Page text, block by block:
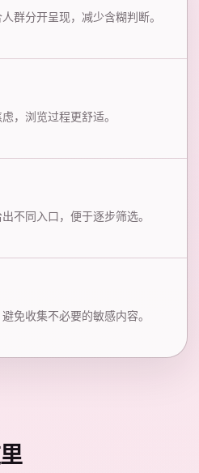
群分开呈现，减少含糊判断。
，浏览过程更舒适。
不同入口，便于逐步筛选。
免收集不必要的敏感内容。